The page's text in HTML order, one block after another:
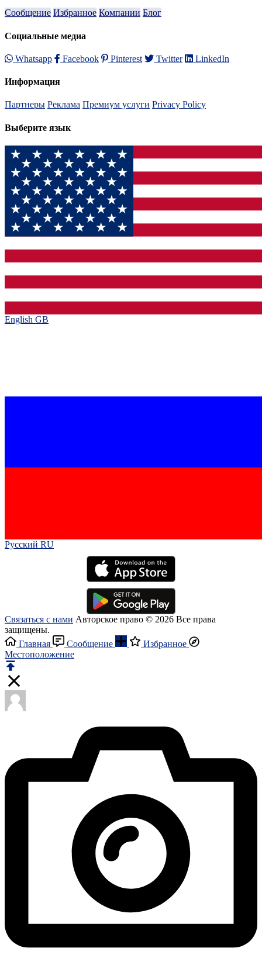
Сообщение Избранное Компании Блог
Социальные медиа
Whatsapp Facebook Pinterest Twitter LinkedIn
Информация
Партнеры Реклама Премиум услуги Privacy Policy
Выберите язык
English GB‎
Русский RU‎
Связаться с нами Авторское право © 2026 Все права
защищены.
Главная
Сообщение
Избранное
Местоположение